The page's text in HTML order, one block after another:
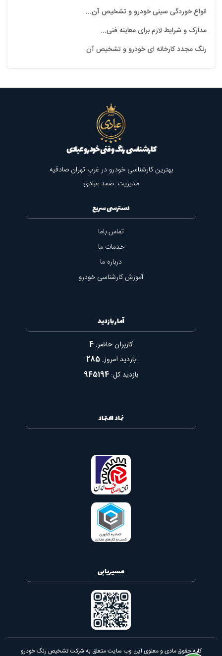
انواع خوردگی سینی خودرو و تشخیص آن...
مدارک و شرایط لازم برای معاینه فنی...
رنگ مجدد کارخانه ای خودرو و تشخیص آن
کارشناسی رنگ و فنی خودرو عبادی
بهترین کارشناسی خودرو در غرب تهران صادقیه
مدیریت: صمد عبادی
دسترسی سریع
تماس باما
خدمات ما
درباره ما
آموزش کارشناسی خودرو
آمار بازدید
کاربران حاضر: 4
بازدید امروز: 285
بازدید کل: 945194
نماد اعتماد
مسیریابی
کلیه حقوق مادی و معنوی این وب سایت متعلق به شرکت تشخیص رنگ خودرو